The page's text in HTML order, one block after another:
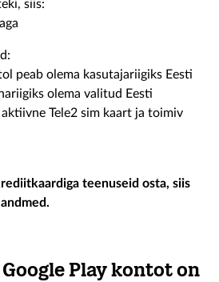
siis:
peab olema kasutajariigiks Eesti
olema valitud Eesti
aktiivne Tele2 sim kaart ja toimiv
teenuseid osta, siis
Play kontot on